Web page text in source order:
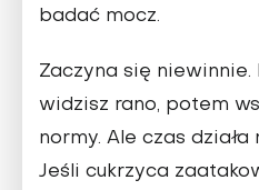
badać mocz.
Zaczyna się
widzisz rano, potem
normy. Ale czas
Jeśli cukrzyca